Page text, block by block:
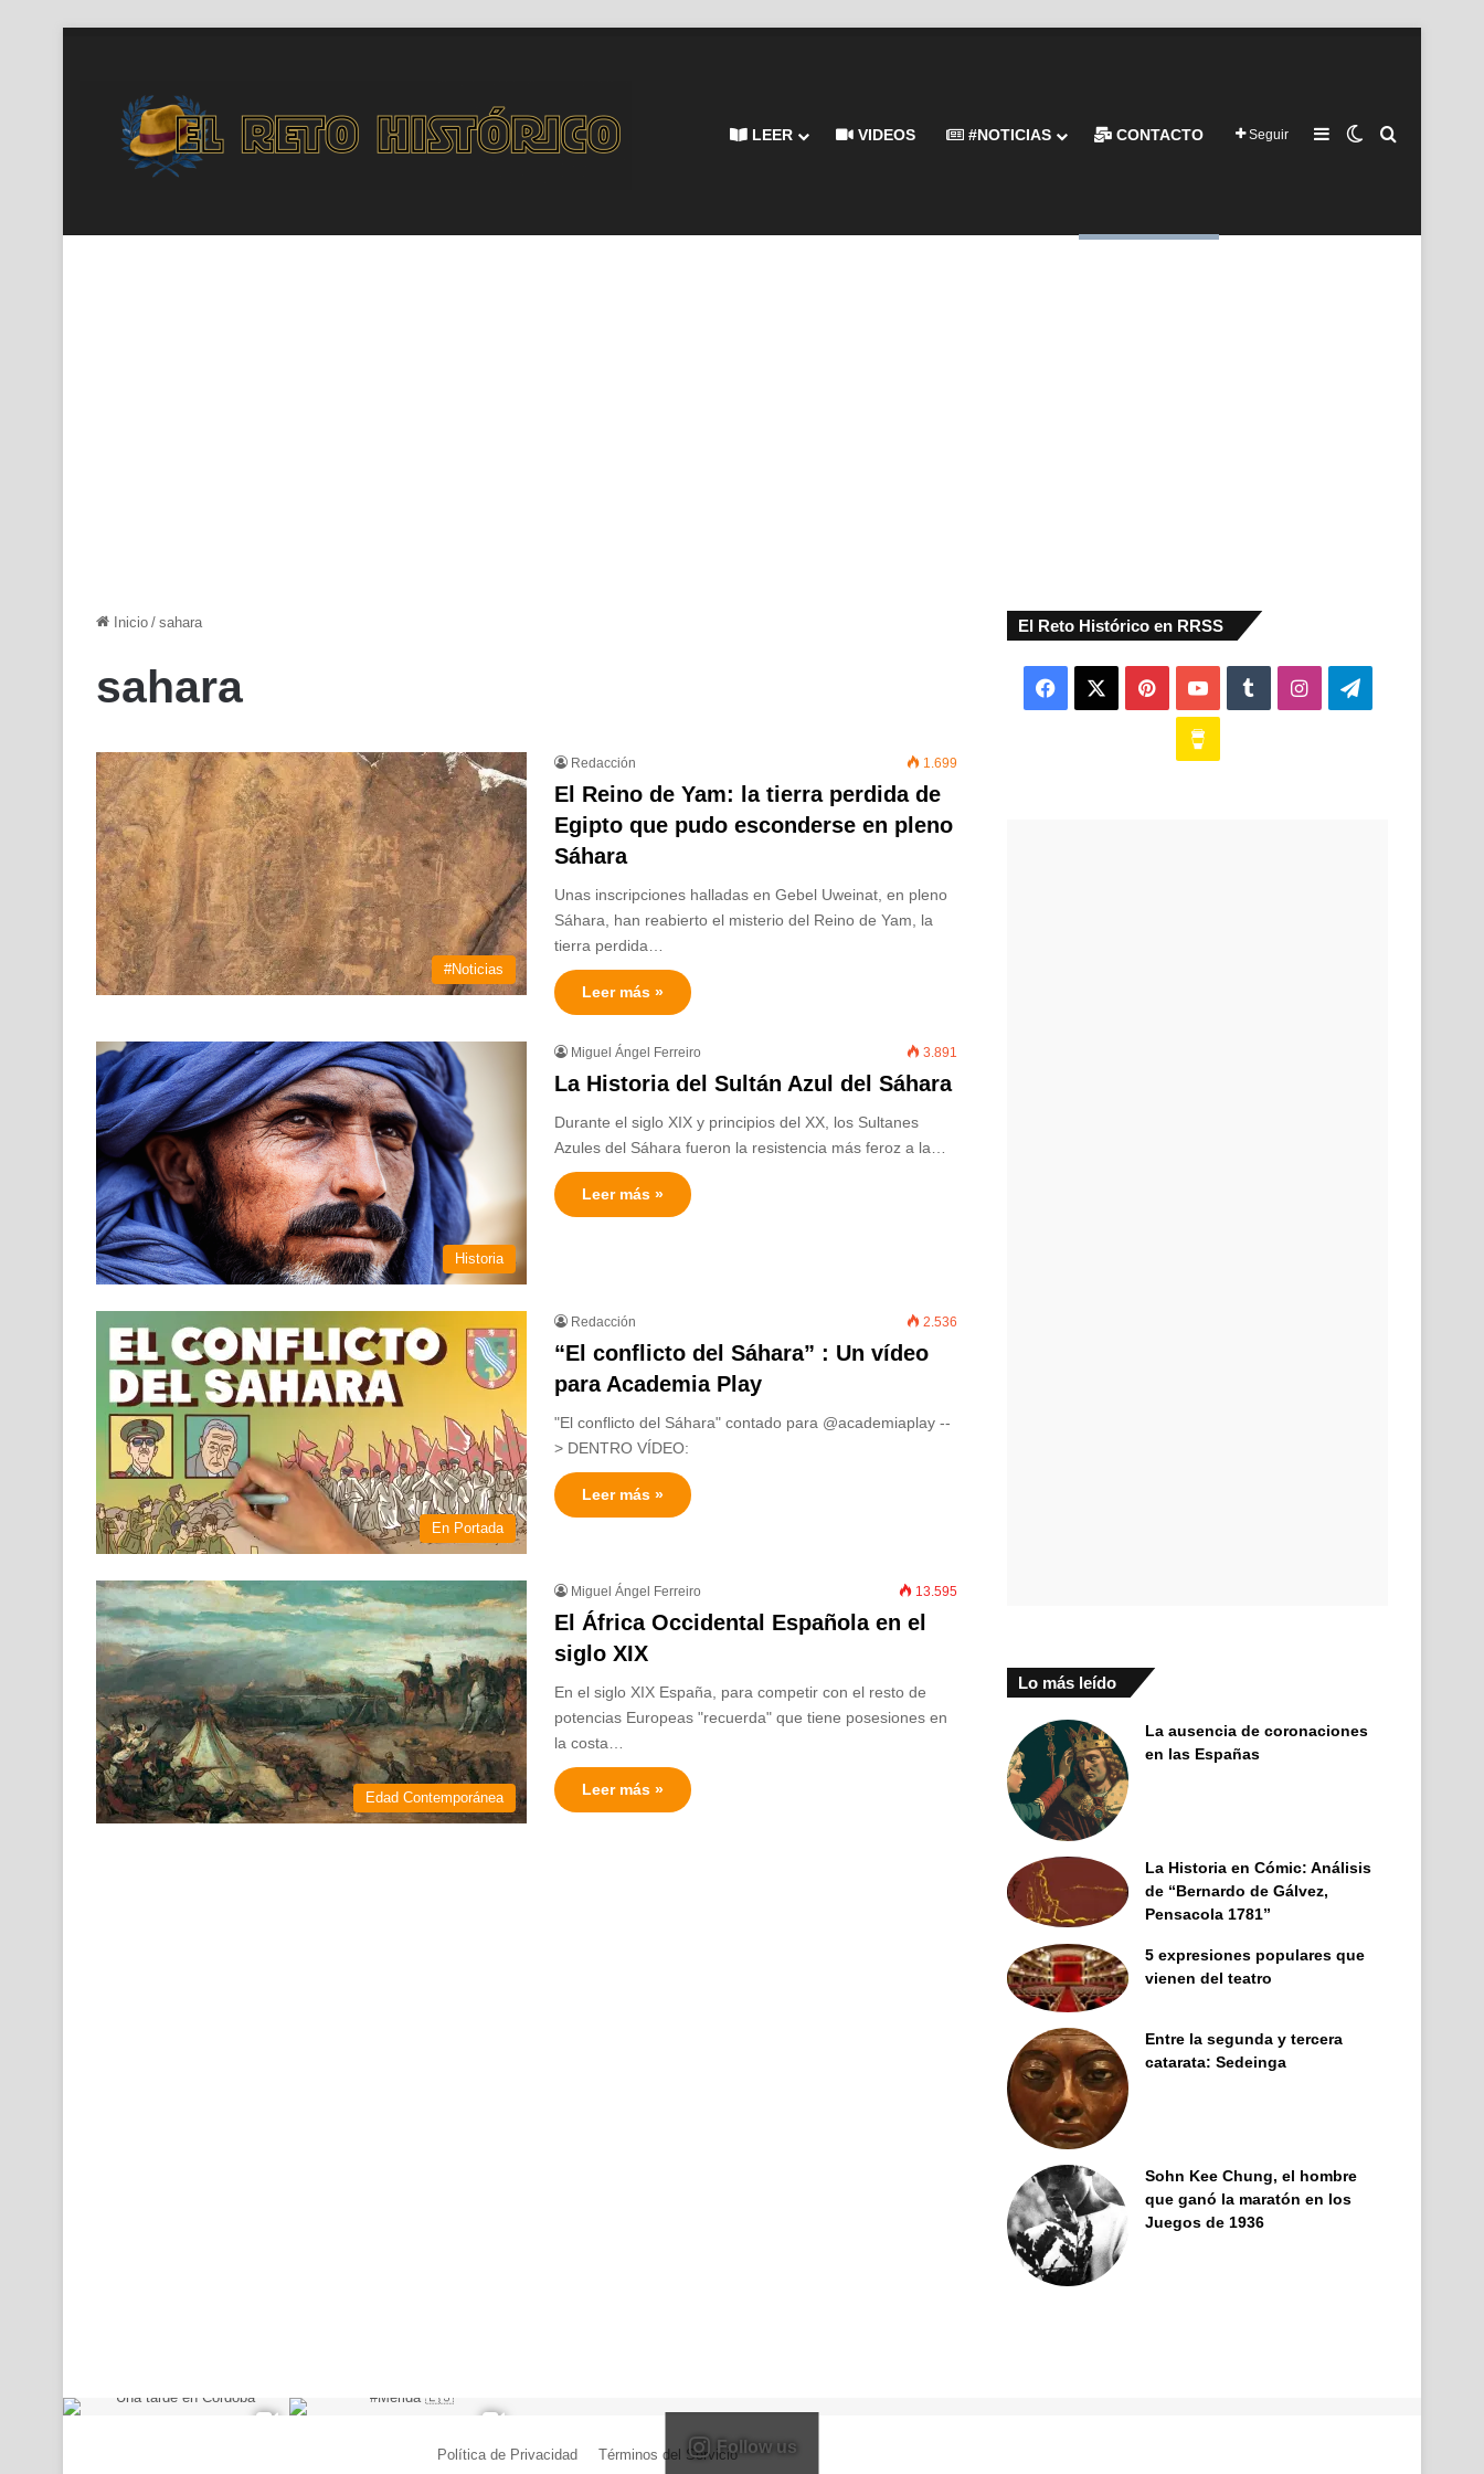
LEER VIDEOS #NOTICIAS CONTACTO Seguir Barra lateral
Switch skin
Inicio / sahara
sahara
#Noticias
Redacción 1.699
El Reino de Yam: la tierra perdida de
Egipto que pudo esconderse en pleno
Sáhara
Unas inscripciones halladas en Gebel Uweinat, en pleno
Sáhara, han reabierto el misterio del Reino de Yam, la
tierra perdida…
Leer más »
Historia
Miguel Ángel Ferreiro 3.891
La Historia del Sultán Azul del Sáhara
Durante el siglo XIX y principios del XX, los Sultanes
Azules del Sáhara fueron la resistencia más feroz a la…
Leer más »
En Portada
Redacción 2.536
“El conflicto del Sáhara” : Un vídeo
para Academia Play
"El conflicto del Sáhara" contado para @academiaplay --
> DENTRO VÍDEO:
Leer más »
Edad Contemporánea
Miguel Ángel Ferreiro 13.595
El África Occidental Española en el
siglo XIX
En el siglo XIX España, para competir con el resto de
potencias Europeas "recuerda" que tiene posesiones en
la costa…
Leer más »
El Reto Histórico en RRSS
Facebook PinterestYouTubeTumblrInstagramTelegram
Lo más leído
La ausencia de coronaciones
en las Españas
La Historia en Cómic: Análisis
de “Bernardo de Gálvez,
Pensacola 1781”
5 expresiones populares que
vienen del teatro
Entre la segunda y tercera
catarata: Sedeinga
Sohn Kee Chung, el hombre
que ganó la maratón en los
Juegos de 1936
Follow us
Política de Privacidad Términos del Servicio| Creado por Miguel Ángel Ferreiro